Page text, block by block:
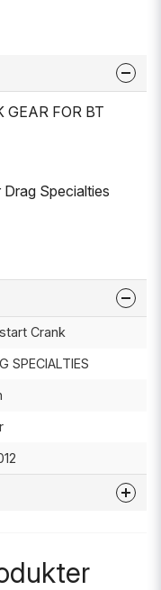
GEAR FOR BT
Specialties
Crank
SPECIALTIES